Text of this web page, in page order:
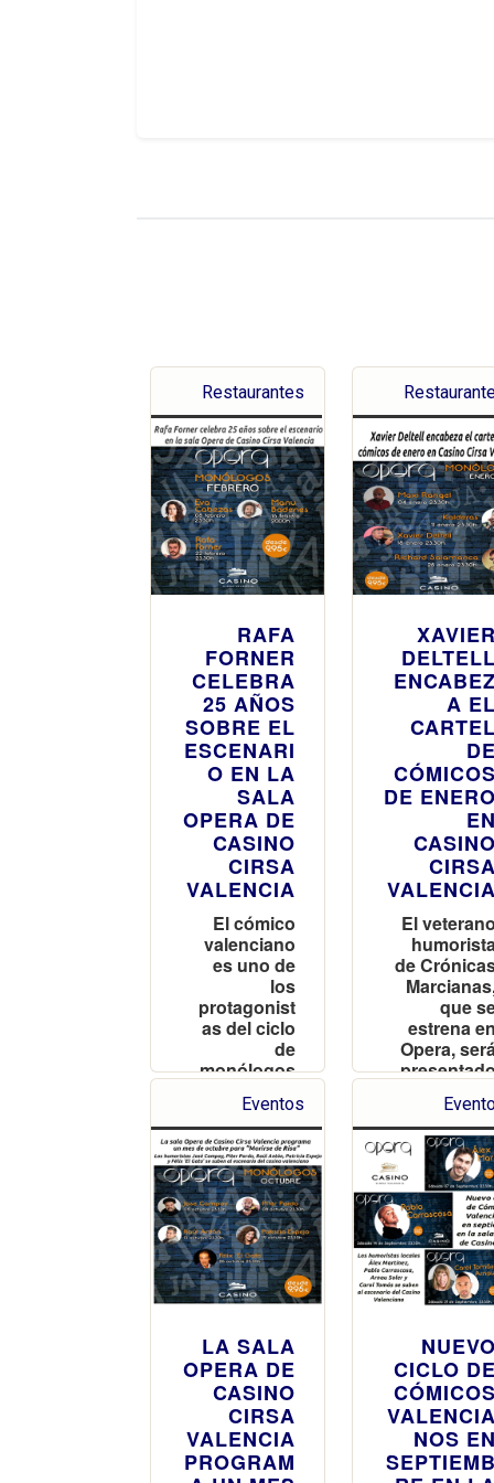
Restaurantes
RAFA
FORNER
CELEBRA
25 AÑOS
SOBRE EL
ESCENARI
O EN LA
SALA
OPERA DE
CASINO
CIRSA
VALENCIA
El cómico
valenciano
es uno de
los
protagonist
as del ciclo
de
monólogos
de febrero
XAVIER
DELTELL
ENCABEZ
A EL
CARTEL
DE
CÓMICOS
DE ENERO
EN
CASINO
CIRSA
VALENCIA
El veterano
de
que
estrena en
Opera,
por el
Eventos
LA SALA
OPERA DE
CASINO
CIRSA
VALENCIA
PROGRAM
NUEVO
CICLO DE
CÓMICOS
VALENCIA
NOS EN
SEPTIEMB